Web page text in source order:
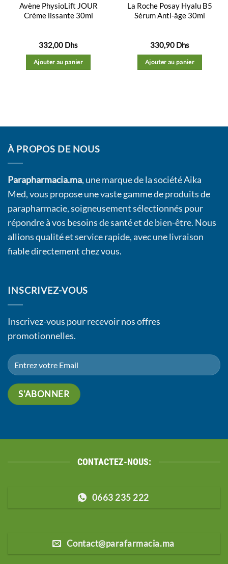
Avène PhysioLift JOUR
Crème lissante 30ml
332,00 Dhs
Ajouter au panier
La Roche Posay Hyalu B5
Sérum Anti-âge 30ml
330,90 Dhs
Ajouter au panier
À PROPOS DE NOUS
Parapharmacia.ma, une marque de la société Aika
Med, vous propose une vaste gamme de produits de
parapharmacie, soigneusement sélectionnés pour
répondre à vos besoins de santé et de bien-être. Nous
allions qualité et service rapide, avec une livraison
fiable directement chez vous.
INSCRIVEZ-VOUS
Inscrivez-vous pour recevoir nos offres
promotionnelles.
CONTACTEZ-NOUS:
0663 235 222
Contact@parafarmacia.ma